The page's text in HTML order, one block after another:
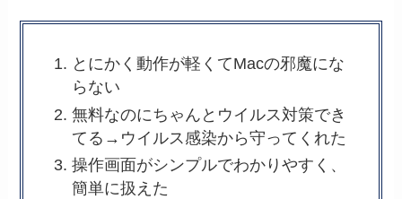
とにかく動作が軽くてMacの邪魔にな
らない
無料なのにちゃんとウイルス対策でき
てる→ウイルス感染から守ってくれた
操作画面がシンプルでわかりやすく、
簡単に扱えた